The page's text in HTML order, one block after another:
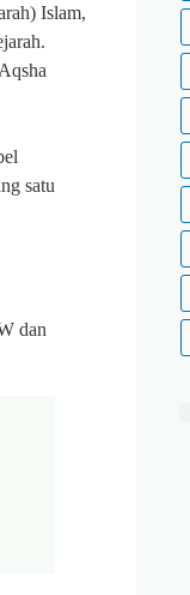
Islam,
satu
dan